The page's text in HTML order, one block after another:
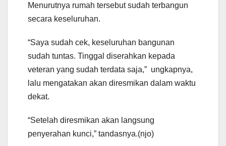
Menurutnya rumah tersebut sudah terbangun
secara keseluruhan.
“Saya sudah cek, keseluruhan bangunan
sudah tuntas. Tinggal diserahkan kepada
veteran yang sudah terdata saja,” ungkapnya,
lalu mengatakan akan diresmikan dalam waktu
dekat.
“Setelah diresmikan akan langsung
penyerahan kunci,” tandasnya.(njo)